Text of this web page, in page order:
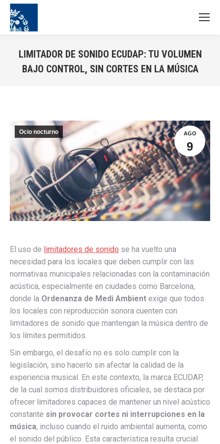
LIMITADOR DE SONIDO ECUDAP: TU VOLUMEN
BAJO CONTROL, SIN CORTES EN LA MÚSICA
AGO
9
Ocio nocturno
El uso de limitadores de sonido se ha vuelto una
necesidad para los locales que deben cumplir con las
normativas municipales relacionadas con la contaminación
acústica, especialmente en ciudades como Barcelona,
donde la Ordenanza de Medi Ambient exige que todos
los locales con reproducción sonora cuenten con
limitadores de sonido que mantengan la música dentro de
los límites permitidos.
Sin embargo, el desafío no es solo cumplir con la
legislación, sino hacerlo sin afectar la calidad de la
experiencia musical. En este contexto, la marca ECUDAP,
de la cual somos distribuidores oficiales, se destaca por
ofrecer limitadores capaces de mantener un nivel acústico
constante sin provocar cortes ni interrupciones en la
música, incluso cuando el ruido ambiental aumenta, como
el sonido del público. Esta característica resulta crucial